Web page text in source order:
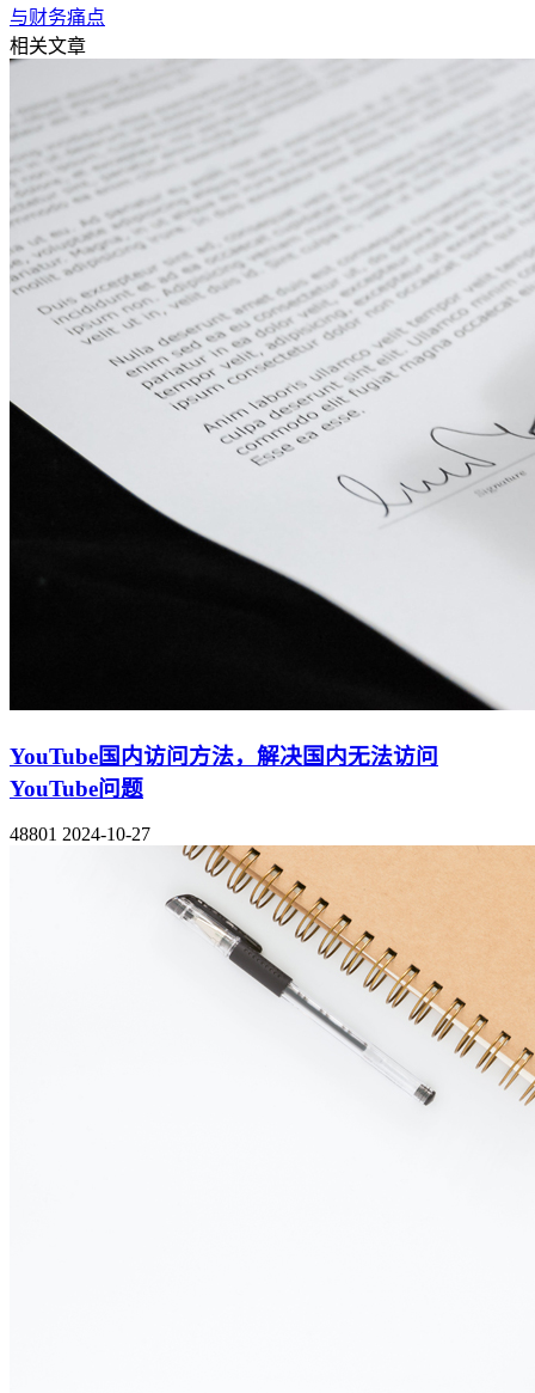
与财务痛点
相关文章
YouTube国内访问方法，解决国内无法访问
YouTube问题
48801 2024-10-27